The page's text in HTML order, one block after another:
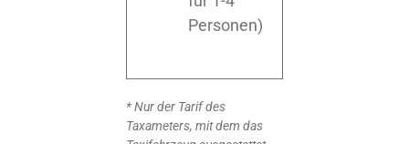
Personen)
* Nur der Tarif des
Taxameters, mit dem das